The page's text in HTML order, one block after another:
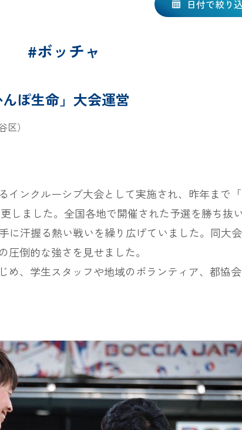
日付で絞り
#ボッチャ
んぽ生命」大会運営
）
ンクルーシブ大会として実施され、昨年まで
しました。全国各地で開催された予選を勝ち抜
に汗握る熱い戦いを繰り広げていました。同大
倒的な強さを見せました。
、学生スタッフや地域のボランティア、都協